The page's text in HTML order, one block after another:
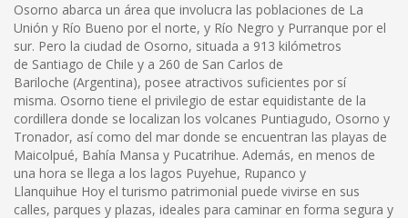
Osorno abarca un área que involucra las poblaciones de La
Unión y Río Bueno por el norte, y Río Negro y Purranque por el
sur. Pero la ciudad de Osorno, situada a 913 kilómetros
de Santiago de Chile y a 260 de San Carlos de
Bariloche (Argentina), posee atractivos suficientes por sí
misma. Osorno tiene el privilegio de estar equidistante de la
cordillera donde se localizan los volcanes Puntiagudo, Osorno y
Tronador, así como del mar donde se encuentran las playas de
Maicolpué, Bahía Mansa y Pucatrihue. Además, en menos de
una hora se llega a los lagos Puyehue, Rupanco y
Llanquihue Hoy el turismo patrimonial puede vivirse en sus
calles, parques y plazas, ideales para caminar en forma segura y